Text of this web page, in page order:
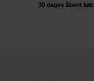
30 dages åbent køb